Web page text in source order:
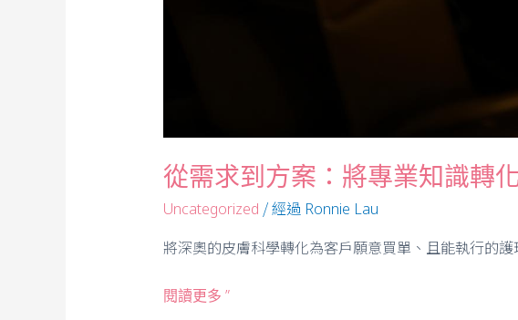
從需求到方案：將專業知識轉
Uncategorized / 經過 Ronnie Lau
將深奧的皮膚科學轉化為客戶願意買單、且能執行的
閱讀更多 ”